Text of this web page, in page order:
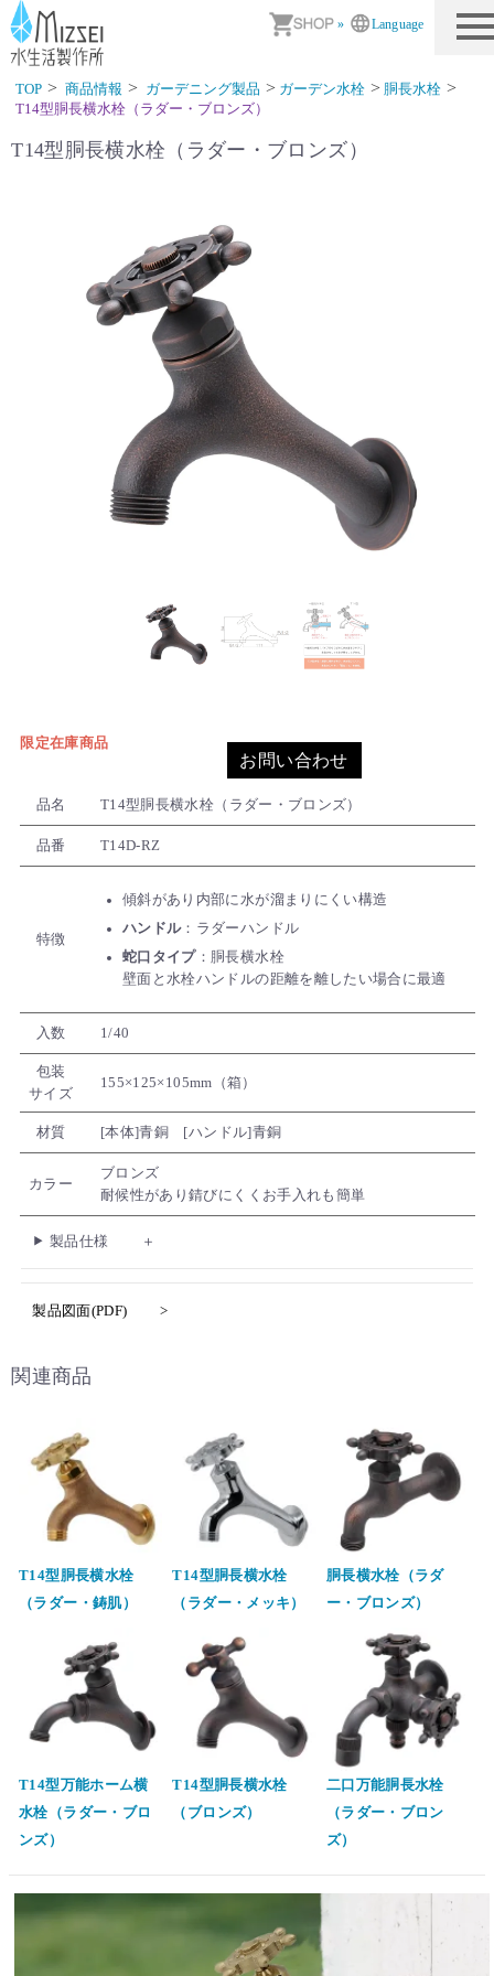
» Language
商品情報｜水生活製作所
TOP 商品情報 ガーデニング製品 ガーデン水栓
胴長水栓
T14型胴長横水栓（ラダー・ブロンズ）
T14型胴長横水栓（ラダー・ブロンズ）
限定在庫商品
お問い合わせ
品名 T14型胴長横水栓（ラダー・ブロンズ）
品番 T14D-RZ
特徴
傾斜があり内部に水が溜まりにくい構造
ハンドル：ラダーハンドル
蛇口タイプ：胴長横水栓
壁面と水栓ハンドルの距離を離したい場合に最適
入数 1/40
包装
サイズ
155×125×105mm（箱）
材質 [本体]青銅 [ハンドル]青銅
カラー
ブロンズ
耐候性があり錆びにくくお手入れも簡単
製品仕様
製品図面(PDF)
関連商品
T14型胴長横水栓
（ラダー・鋳肌）
T14型胴長横水栓
（ラダー・メッキ）
胴長横水栓（ラダ
ー・ブロンズ）
T14型万能ホーム横
水栓（ラダー・ブロ
ンズ）
T14型胴長横水栓
（ブロンズ）
二口万能胴長水栓
（ラダー・ブロン
ズ）